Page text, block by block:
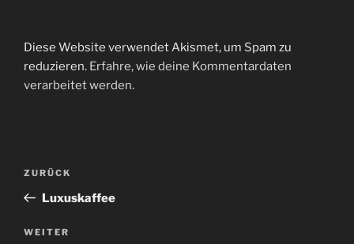
Diese Website verwendet Akismet, um Spam zu
reduzieren. Erfahre, wie deine Kommentardaten
verarbeitet werden.
Beitragsnavigation
Vorheriger
Beitrag
ZURÜCK
Luxuskaffee
Nächster
WEITER